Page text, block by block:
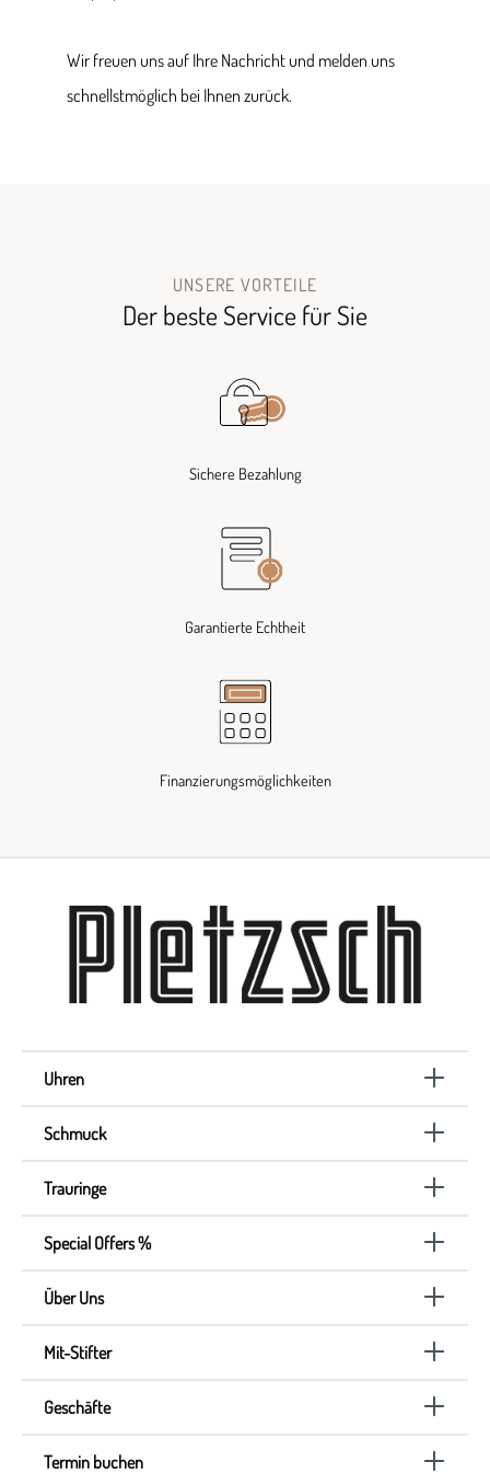
Wir freuen uns auf Ihre Nachricht und melden uns
schnellstmöglich bei Ihnen zurück.
UNSERE VORTEILE
Der beste Service für Sie
Sichere Bezahlung
Garantierte Echtheit
Finanzierungsmöglichkeiten
Uhren
Schmuck
Trauringe
Special Offers %
Über Uns
Mit-Stifter
Geschäfte
Termin buchen